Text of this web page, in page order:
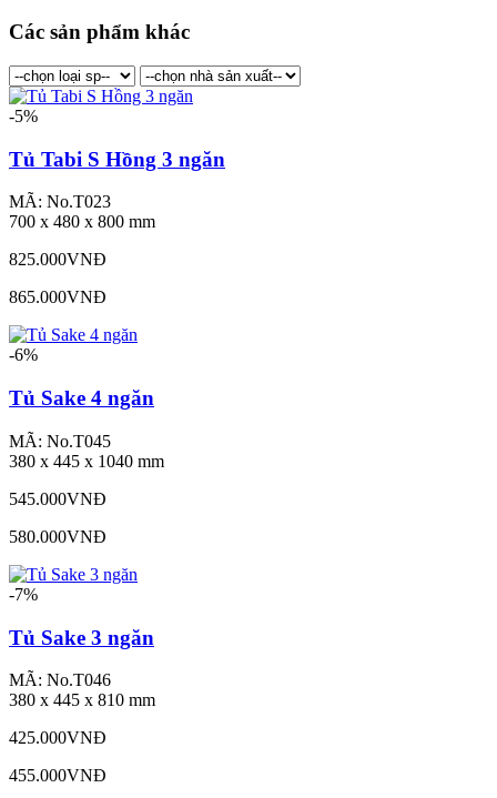
Các sản phẩm khác
-5%
Tủ Tabi S Hồng 3 ngăn
MÃ: No.T023
700 x 480 x 800 mm
825.000VNĐ
865.000VNĐ
-6%
Tủ Sake 4 ngăn
MÃ: No.T045
380 x 445 x 1040 mm
545.000VNĐ
580.000VNĐ
-7%
Tủ Sake 3 ngăn
MÃ: No.T046
380 x 445 x 810 mm
425.000VNĐ
455.000VNĐ